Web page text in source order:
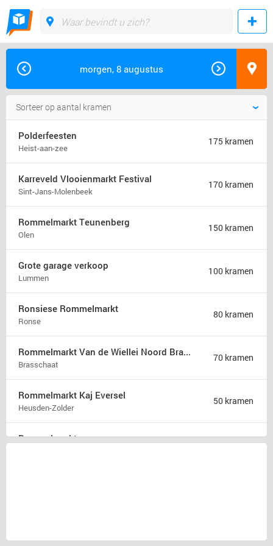
morgen, 8 augustus
Polderfeesten
Heist-aan-zee
175 kramen
Karreveld Vlooienmarkt Festival
Sint-Jans-Molenbeek
170 kramen
Rommelmarkt Teunenberg
Olen
150 kramen
Grote garage verkoop
Lummen
100 kramen
Ronsiese Rommelmarkt
Ronse
80 kramen
Rommelmarkt Van de Wiellei Noord Brasschaat
Brasschaat
70 kramen
Rommelmarkt Kaj Eversel
Heusden-Zolder
50 kramen
Rommelmarkt 35 kramen